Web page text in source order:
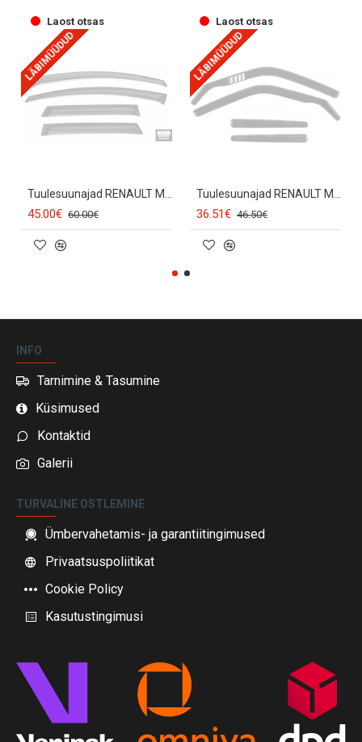
Laost otsas
LÄBIMÜÜDUD
Tuulesuunajad RENAULT MEGANE III HB (2008-2015) SIM
45.00€ 60.00€
Laost otsas
LÄBIMÜÜDUD
Tuulesuunajad RENAULT MEGANE III HB (4tk.) (2008-...) 27177
36.51€ 46.50€
INFO
Tarnimine & Tasumine
Küsimused
Kontaktid
Galerii
TURVALINE OSTLEMINE
Ümbervahetamis- ja garantiitingimused
Privaatsuspoliitikat
Cookie Policy
Kasutustingimusi